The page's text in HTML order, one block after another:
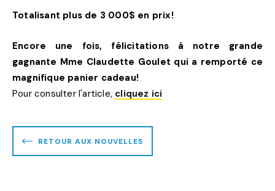
Totalisant plus de 3 000$ en prix!
Encore une fois, félicitations à notre grande
gagnante Mme Claudette Goulet qui a remporté ce
magnifique panier cadeau!
Pour consulter l'article, cliquez ici
RETOUR AUX NOUVELLES